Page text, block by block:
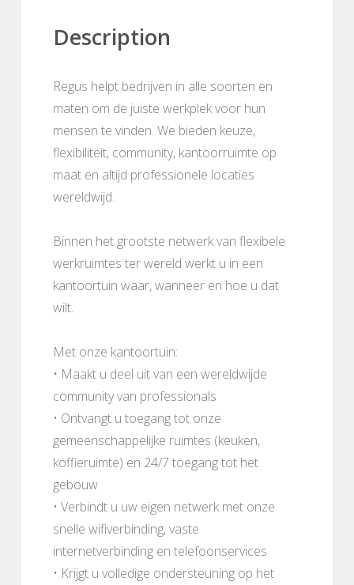
Description
Regus helpt bedrijven in alle soorten en
maten om de juiste werkplek voor hun
mensen te vinden. We bieden keuze,
flexibiliteit, community, kantoorruimte op
maat en altijd professionele locaties
wereldwijd.
Binnen het grootste netwerk van flexibele
werkruimtes ter wereld werkt u in een
kantoortuin waar, wanneer en hoe u dat
wilt.
Met onze kantoortuin:
• Maakt u deel uit van een wereldwijde
community van professionals
• Ontvangt u toegang tot onze
gemeenschappelijke ruimtes (keuken,
koffieruimte) en 24/7 toegang tot het
gebouw
• Verbindt u uw eigen netwerk met onze
snelle wifiverbinding, vaste
internetverbinding en telefoonservices
• Krijgt u volledige ondersteuning op het